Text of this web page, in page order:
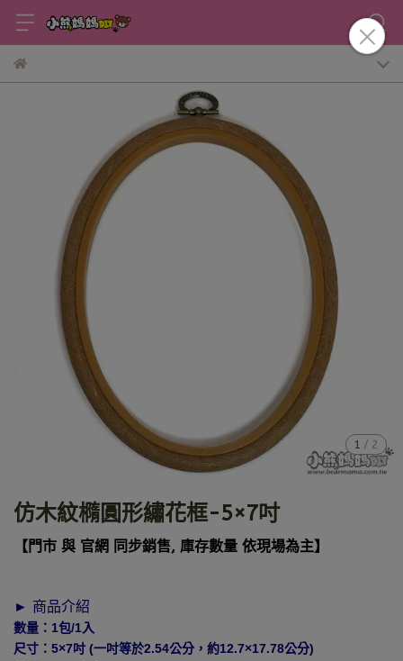
1 / 2
仿木紋橢圓形繡花框-5×7吋
【門市 與 官網 同步銷售, 庫存數量 依現場為主】
► 商品介紹
數量：1包/1入
尺寸：5×7吋 (一吋等於2.54公分，約12.7×17.78公分)